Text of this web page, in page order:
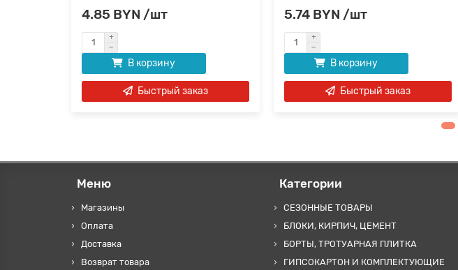
4.85 BYN /шт
В корзину
Быстрый заказ
5.74 BYN /шт
В корзину
Быстрый заказ
Меню
Магазины
Оплата
Доставка
Возврат товара
Категории
СЕЗОННЫЕ ТОВАРЫ
БЛОКИ, КИРПИЧ, ЦЕМЕНТ
БОРТЫ, ТРОТУАРНАЯ ПЛИТКА
ГИПСОКАРТОН И КОМПЛЕКТУЮЩИЕ